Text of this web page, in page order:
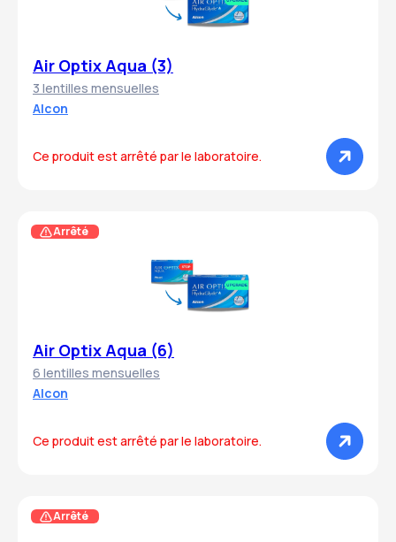
Air Optix Aqua (3)
3 lentilles mensuelles
Alcon
Ce produit est arrêté par le laboratoire.
Air Optix Aqua (6)
6 lentilles mensuelles
Alcon
Ce produit est arrêté par le laboratoire.
Arrêté
Arrêté